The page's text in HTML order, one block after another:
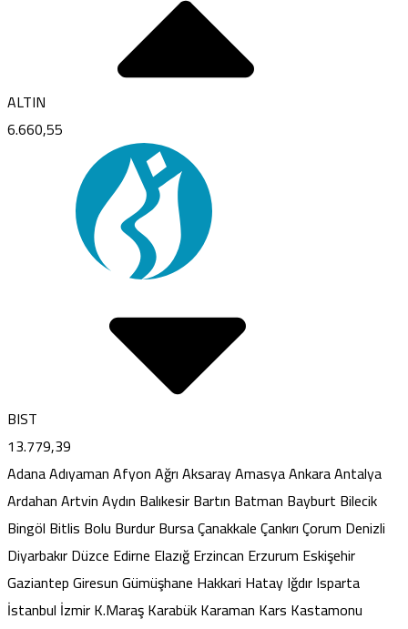
ALTIN
6.660,55
BIST
13.779,39
AdanaAdıyamanAfyonAğrıAksarayAmasyaAnkaraAntalya
ArdahanArtvinAydın BalıkesirBartın Batman Bayburt Bilecik
Bingöl Bitlis Bolu BurdurBursaÇanakkaleÇankırıÇorum Denizli
DiyarbakırDüzce Edirne ElazığErzincan Erzurum Eskişehir
GaziantepGiresunGümüşhane Hakkari HatayIğdırIsparta
İstanbul İzmirK.MaraşKarabükKaraman Kars Kastamonu